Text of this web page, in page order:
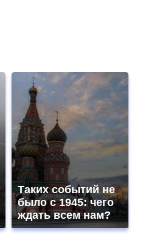
Таких событий не
было с 1945: чего
ждать всем нам?